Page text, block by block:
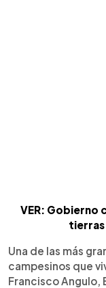
VER: Gobierno
tierras
Una de las más
campesinos que
Francisco Angulo,